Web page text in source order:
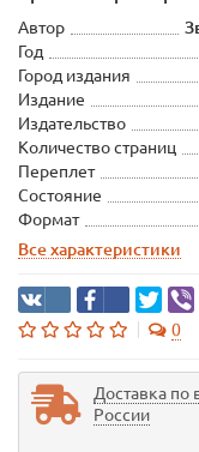
Автор
Год
Город издания
Издание
Издательство
Количество страниц
Переплет
Состояние
Формат
Все характеристики
0
Доставка по
России